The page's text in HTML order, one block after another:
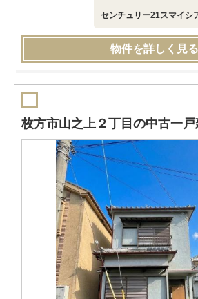
センチュリー21スマイシ
物件を詳しく見る
枚方市山之上２丁目の中古一戸